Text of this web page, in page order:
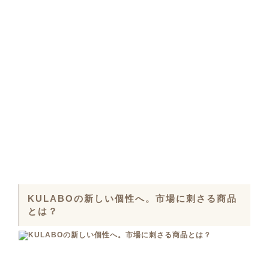
KULABOの新しい個性へ。市場に刺さる商品
とは？